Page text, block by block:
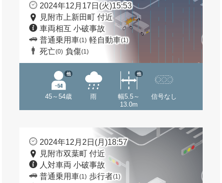
2024年12月17日(火)15:53
見附市上新田町 付近
車両相互 小破事故
普通乗用車(1) 軽自動車(1)
死亡(0) 負傷(1)
45～54歳
他
雨
幅5.5～
13.0m
他
信号なし
2024年12月2日(月)18:57
見附市双葉町 付近
人対車両 小破事故
普通乗用車(1) 歩行者(1)